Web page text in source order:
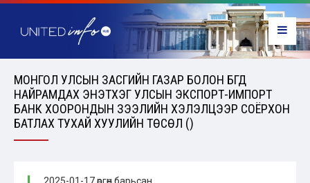
МОНГОЛ УЛСЫН ЗАСГИЙН ГАЗАР БОЛОН БҮГД
НАЙРАМДАХ ЭНЭТХЭГ УЛСЫН ЭКСПОРТ-ИМПОРТ
БАНК ХООРОНДЫН ЗЭЭЛИЙН ХЭЛЭЛЦЭЭР СОЁРХОН
БАТЛАХ ТУХАЙ ХУУЛИЙН ТӨСӨЛ ()